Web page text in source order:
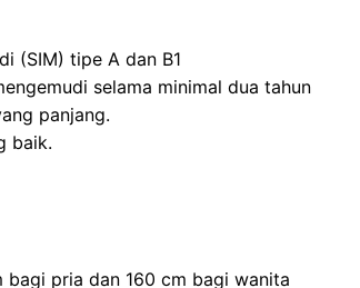
(SIM) tipe A dan B1
selama minimal dua tahun
panjang.
baik.
bagi pria dan 160 cm bagi wanita